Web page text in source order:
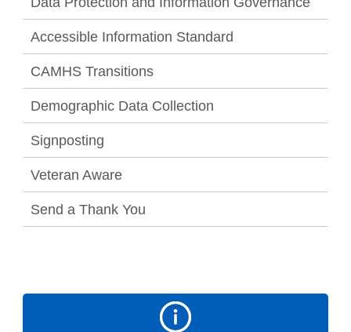
Accessible Information Standard
CAMHS Transitions
Demographic Data Collection
Signposting
Veteran Aware
Send a Thank You